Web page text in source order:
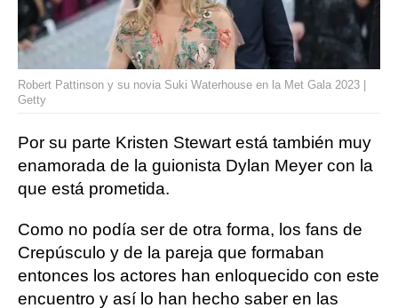
Robert Pattinson y su novia Suki Waterhouse en la Met Gala 2023 |
Getty
Por su parte Kristen Stewart está también muy
enamorada de la guionista Dylan Meyer con la
que está prometida.
Como no podía ser de otra forma, los fans de
Crepúsculo y de la pareja que formaban
entonces los actores han enloquecido con este
encuentro y así lo han hecho saber en las